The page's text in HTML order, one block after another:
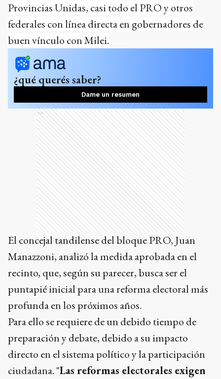
Provincias Unidas, casi todo el PRO y otros
federales con línea directa en gobernadores de
buen vínculo con Milei.
¿qué querés saber?
Dame un resumen
Ads
El concejal tandilense del bloque PRO, Juan
Manazzoni, analizó la medida aprobada en el
recinto, que, según su parecer, busca ser el
puntapié inicial para una reforma electoral más
profunda en los próximos años.
Para ello se requiere de un debido tiempo de
preparación y debate, debido a su impacto
directo en el sistema político y la participación
ciudadana. "Las reformas electorales exigen